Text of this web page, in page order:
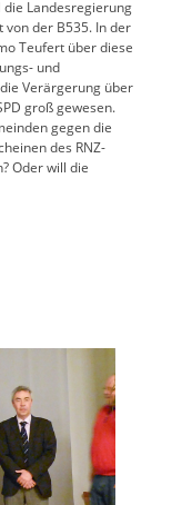
Landesregierung
von der B535. In der
Teufert über diese
und
Verärgerung über
groß gewesen.
gegen die
des RNZ-
Oder will die